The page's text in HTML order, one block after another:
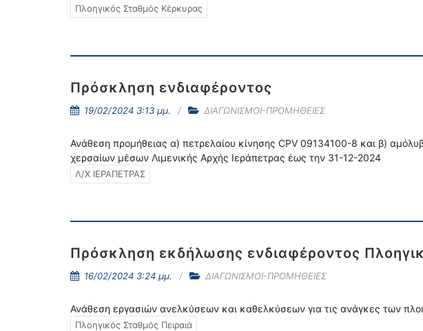
Πλοηγικός Σταθμός Κέρκυρας
Πρόσκληση ενδιαφέροντος
19/02/2024 3:13 μμ. ΔΙΑΓΩΝΙΣΜΟΙ-ΠΡΟΜΗΘΕΙΕΣ
Ανάθεση προμήθειας α) πετρελαίου κίνησης CPV 09134100-8 και β)
χερσαίων μέσων Λιμενικής Αρχής Ιεράπετρας έως την 31-12-2024
Λ/Χ ΙΕΡΑΠΕΤΡΑΣ
Πρόσκληση εκδήλωσης ενδιαφέροντος
16/02/2024 3:24 μμ. ΔΙΑΓΩΝΙΣΜΟΙ-ΠΡΟΜΗΘΕΙΕΣ
Ανάθεση εργασιών ανελκύσεων και καθελκύσεων για τις ανάγκες των
Πλοηγικός Σταθμός Πειραιά